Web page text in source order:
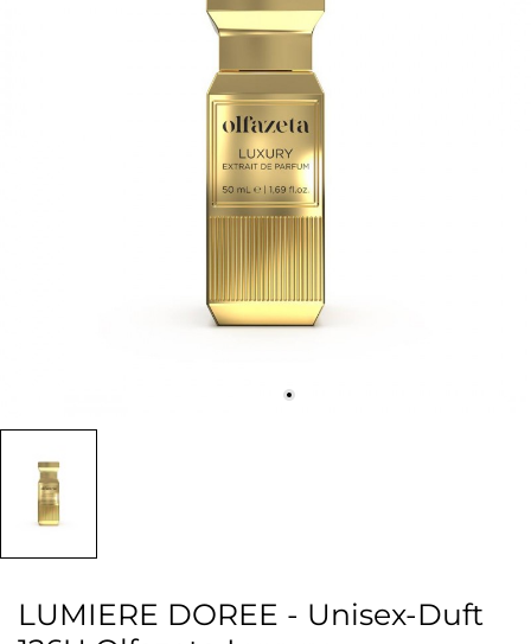
LUMIERE DOREE - Unisex-Duft